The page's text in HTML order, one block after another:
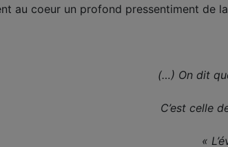
au coeur un profond pressentiment de
(…) On dit
C’est celle
«